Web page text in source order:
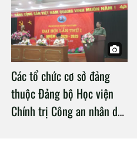
Các tổ chức cơ sở đảng
thuộc Đảng bộ Học viện
Chính trị Công an nhân dân